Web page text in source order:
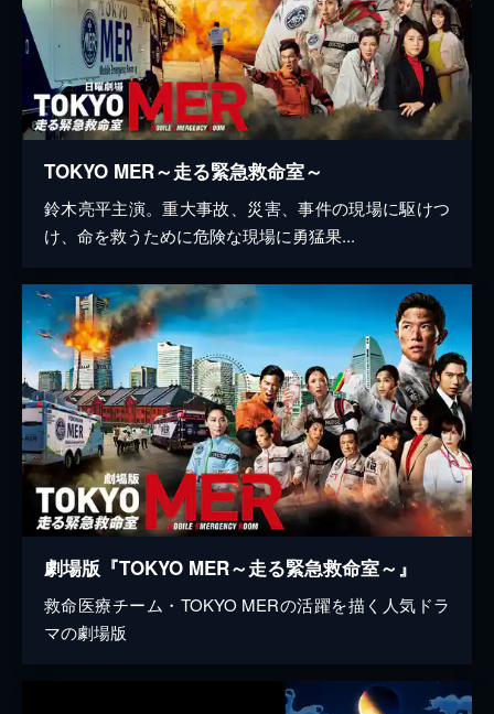
TOKYO MER～走る緊急救命室～
鈴木亮平主演。重大事故、災害、事件の現場に駆けつ
け、命を救うために危険な現場に勇猛果...
劇場版『TOKYO MER～走る緊急救命室～』
救命医療チーム・TOKYO MERの活躍を描く人気ドラ
マの劇場版